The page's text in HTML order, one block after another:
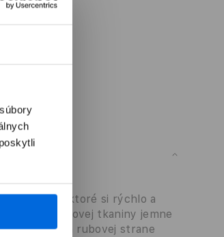
zapínaním, ktoré si rýchlo a
nylonovej tkaniny jemne
príchytky na rubovej strane